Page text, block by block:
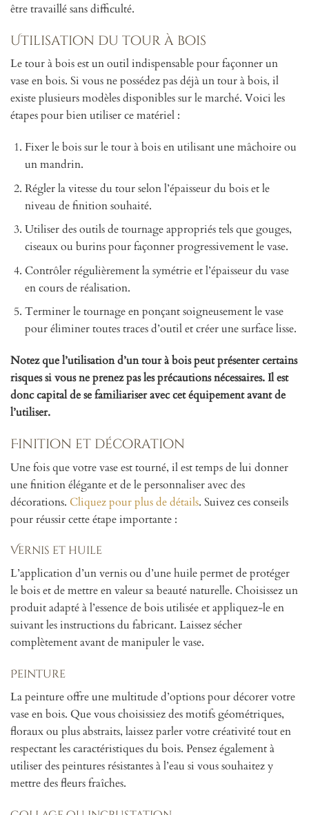
être travaillé sans difficulté.
Utilisation du tour à bois
Le tour à bois est un outil indispensable pour façonner un
vase en bois. Si vous ne possédez pas déjà un tour à bois, il
existe plusieurs modèles disponibles sur le marché. Voici les
étapes pour bien utiliser ce matériel :
Fixer le bois sur le tour à bois en utilisant une mâchoire ou
un mandrin.
Régler la vitesse du tour selon l’épaisseur du bois et le
niveau de finition souhaité.
Utiliser des outils de tournage appropriés tels que gouges,
ciseaux ou burins pour façonner progressivement le vase.
Contrôler régulièrement la symétrie et l’épaisseur du vase
en cours de réalisation.
Terminer le tournage en ponçant soigneusement le vase
pour éliminer toutes traces d’outil et créer une surface lisse.
Notez que l’utilisation d’un tour à bois peut présenter certains
risques si vous ne prenez pas les précautions nécessaires. Il est
donc capital de se familiariser avec cet équipement avant de
l’utiliser.
Finition et décoration
Une fois que votre vase est tourné, il est temps de lui donner
une finition élégante et de le personnaliser avec des
décorations. Cliquez pour plus de détails. Suivez ces conseils
pour réussir cette étape importante :
Vernis et huile
L’application d’un vernis ou d’une huile permet de protéger
le bois et de mettre en valeur sa beauté naturelle. Choisissez un
produit adapté à l’essence de bois utilisée et appliquez-le en
suivant les instructions du fabricant. Laissez sécher
complètement avant de manipuler le vase.
Peinture
La peinture offre une multitude d’options pour décorer votre
vase en bois. Que vous choisissiez des motifs géométriques,
floraux ou plus abstraits, laissez parler votre créativité tout en
respectant les caractéristiques du bois. Pensez également à
utiliser des peintures résistantes à l’eau si vous souhaitez y
mettre des fleurs fraîches.